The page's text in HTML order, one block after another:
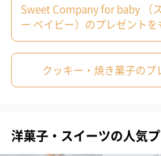
Sweet Company for baby （
ー ベイビー）のプレゼントを
クッキー・焼き菓子のプ
洋菓子・スイーツの人気